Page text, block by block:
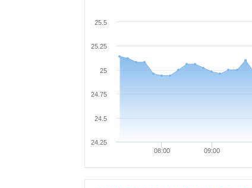
08:00 09:00
24.25
24.5
24.75
25
25.25
25.5